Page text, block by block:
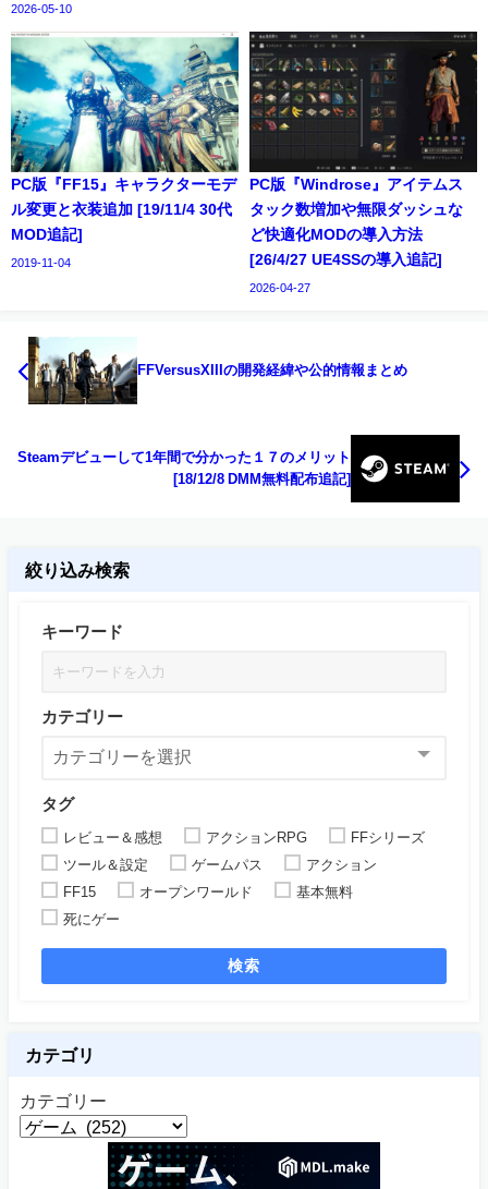
2026-05-10
PC版『FF15』キャラクターモデ
ル変更と衣装追加 [19/11/4 30代
MOD追記]
2019-11-04
PC版『Windrose』アイテムス
タック数増加や無限ダッシュな
ど快適化MODの導入方法
[26/4/27 UE4SSの導入追記]
2026-04-27
FFVersusXIIIの開発経緯や公的情報まとめ
Steamデビューして1年間で分かった１７のメリット
[18/12/8 DMM無料配布追記]
絞り込み検索
キーワード
カテゴリー
タグ
レビュー＆感想 アクションRPG
FFシリーズ
ツール＆設定
ゲームパス
アクション
FF15
オープンワールド
基本無料
死にゲー
検索
カテゴリ
カテゴリー